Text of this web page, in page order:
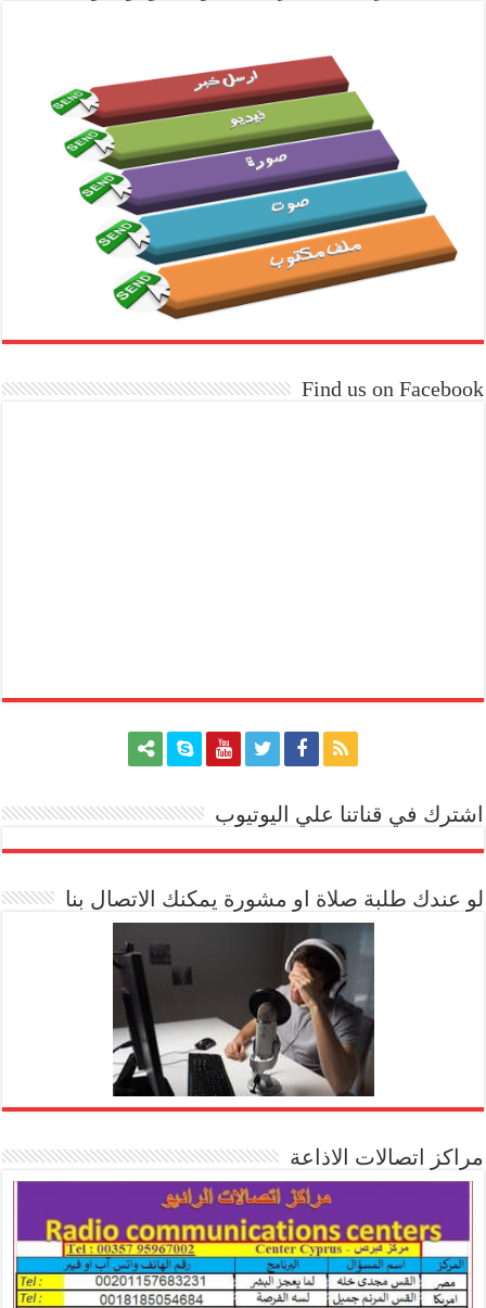
Find us on Facebook
اشترك في قناتنا علي اليوتيوب
لو عندك طلبة صلاة او مشورة يمكنك الاتصال بنا
مراكز اتصالات الاذاعة